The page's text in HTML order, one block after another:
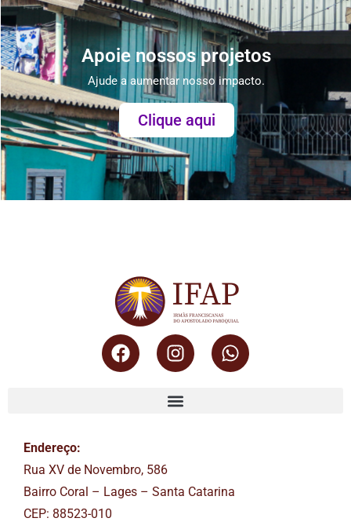
Apoie nossos projetos
Ajude a aumentar nosso impacto.
Clique aqui
Endereço:
Rua XV de Novembro, 586
Bairro Coral – Lages – Santa Catarina
CEP: 88523-010